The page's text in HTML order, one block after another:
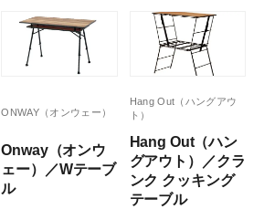
ONWAY（オンウェー）
Onway（オンウ
ェー）／Wテーブ
ル
Hang Out（ハングアウ
ト）
Hang Out（ハン
グアウト）／クラ
ンク クッキング
テーブル